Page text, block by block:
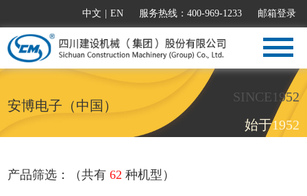
中文 EN 服务热线：400-969-1233 邮箱登录
安博电子（中国）
SINCE1952
始于1952
产品筛选：（共有62 种机型）